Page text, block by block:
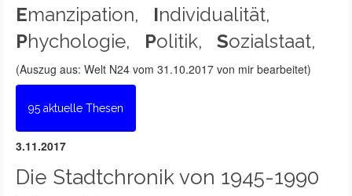
Emanzipation, Individualität,
Phychologie, Politik, Sozialstaat,
(Auszug aus: Welt N24 vom 31.10.2017 von mir bearbeitet)
95 aktuelle Thesen
3.11.2017
Die Stadtchronik von 1945-1990